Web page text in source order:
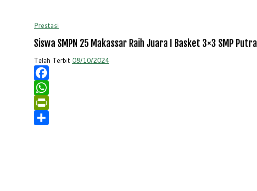
Prestasi
Siswa SMPN 25 Makassar Raih Juara I Basket 3×3 SMP Putra
Telah Terbit 08/10/2024
Facebook
WhatsApp
PrintFriendly